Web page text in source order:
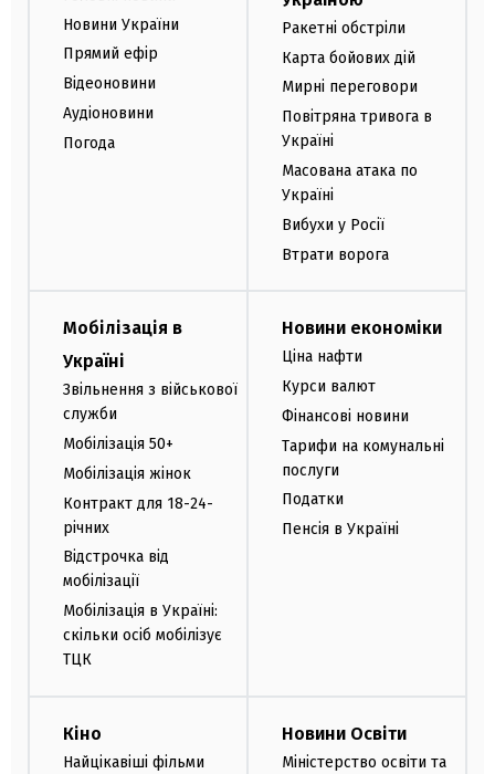
Новини України
Прямий ефір
Відеоновини
Аудіоновини
Погода
Ракетні обстріли
Карта бойових дій
Мирні переговори
Повітряна тривога в
Україні
Масована атака по
Україні
Вибухи у Росії
Втрати ворога
Мобілізація в
Україні
Звільнення з військової
служби
Мобілізація 50+
Мобілізація жінок
Контракт для 18-24-
річних
Відстрочка від
мобілізації
Мобілізація в Україні:
скільки осіб мобілізує
ТЦК
Новини економіки
Ціна нафти
Курси валют
Фінансові новини
Тарифи на комунальні
послуги
Податки
Пенсія в Україні
Кіно
Найцікавіші фільми
Новини Освіти
Міністерство освіти та